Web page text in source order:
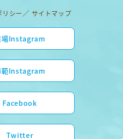
リシー サイトマップ
場Instagram
範Instagram
Facebook
Twitter